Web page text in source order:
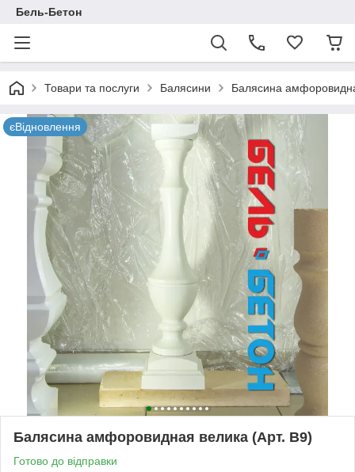
Бель-Бетон
Товари та послуги Балясини Балясина
єВідновлення
Балясина амфоровидная велика (Арт. B9)
Готово до відправки